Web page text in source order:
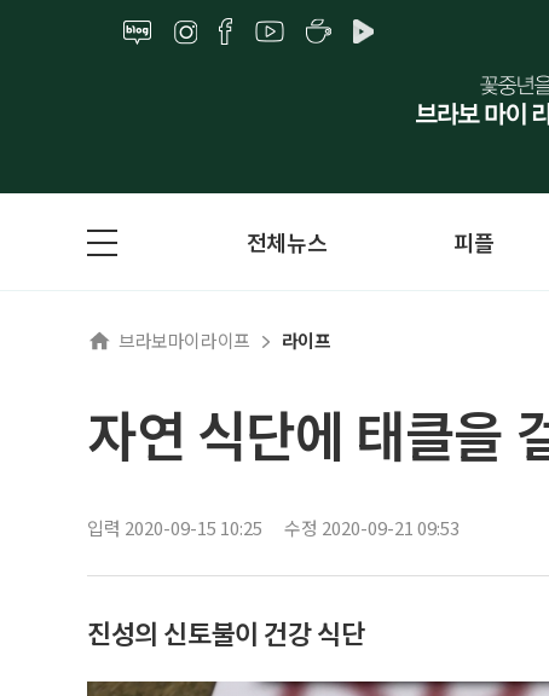
전체뉴스 피플
브라보마이라이프 라이프
자연 식단에 태클을
입력 2020-09-15 10:25 수정 2020-09-21 09:53
진성의 신토불이 건강 식단